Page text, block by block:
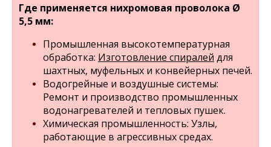
Где применяется нихромовая проволока Ø
5,5 мм:
Промышленная высокотемпературная
обработка: Изготовление спиралей для
шахтных, муфельных и конвейерных печей.
Водогрейные и воздушные системы:
Ремонт и производство промышленных
водонагревателей и тепловых пушек.
Химическая промышленность: Узлы,
работающие в агрессивных средах.